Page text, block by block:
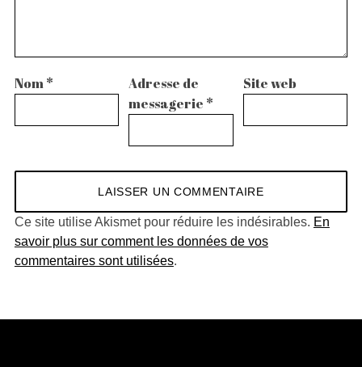
Nom*
Adresse de
messagerie *
Site web
Ce site utilise Akismet pour réduire les indésirables. En
savoir plus sur comment les données de vos
commentaires sont utilisées.